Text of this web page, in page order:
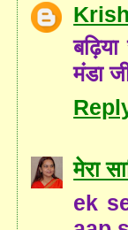
मंडा
मेरा
ek